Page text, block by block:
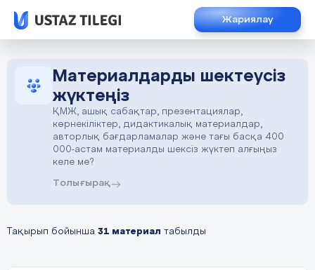
Жариялау
Материалдарды шектеусіз
жүктеңіз
ҚМЖ, ашық сабақтар, презентациялар,
көрнекіліктер, дидактикалық материалдар,
авторлық бағдарламалар және тағы басқа 400
000-астам материалды шексіз жүктеп алғыңыз
келе ме?
Толығырақ
Тақырып бойынша 31 материал табылды